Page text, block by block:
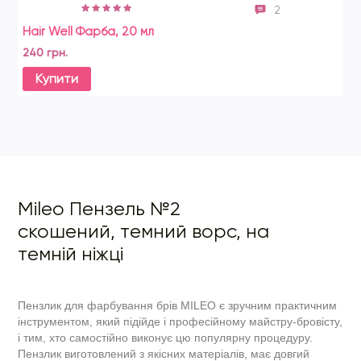
2
Hair Well Фарба, 20 мл
240 грн.
Купити
Mileo Пензель №2
скошений, темний ворс, на
темній ніжці
Пензлик для фарбування брів MILEO є зручним практичним
інструментом, який підійде і професійному майстру-бровісту,
і тим, хто самостійно виконує цю популярну процедуру.
Пензлик виготовлений з якісних матеріалів, має довгий